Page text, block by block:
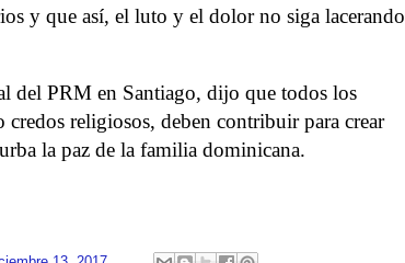
y que así, el luto y el dolor no siga lacerando
del PRM en Santiago, dijo que todos los
religiosos, deben contribuir para crear
la paz de la familia dominicana.